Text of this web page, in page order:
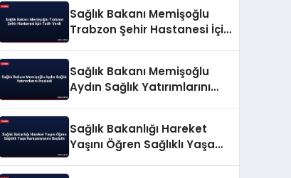
Sağlık Bakanı Memişoğlu
Trabzon Şehir Hastanesi İçin
Sağlık Bakanı Memişoğlu
Aydın Sağlık Yatırımlarını
Sağlık Bakanlığı Hareket
Yaşını Öğren Sağlıklı Yaşa